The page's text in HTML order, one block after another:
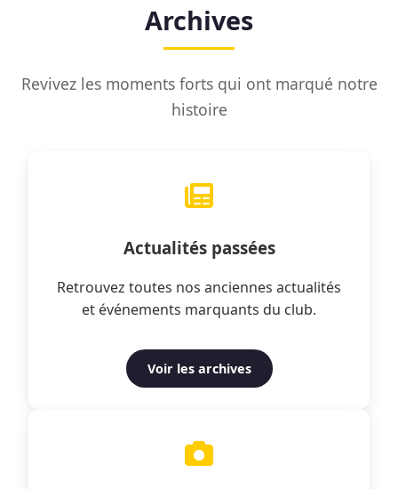
Archives
Revivez les moments forts qui ont marqué notre
histoire
Actualités passées
Retrouvez toutes nos anciennes actualités
et événements marquants du club.
Voir les archives